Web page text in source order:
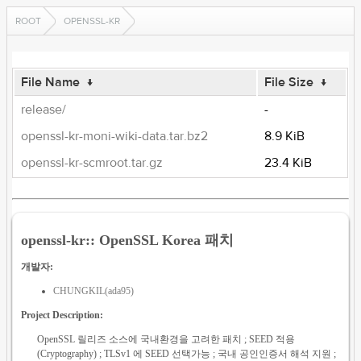
ROOT OPENSSL-KR
File Name ↓ File Size ↓
release/
-
openssl-kr-moni-wiki-data.tar.bz2
8.9 KiB
openssl-kr-scmroot.tar.gz
23.4 KiB
openssl-kr:: OpenSSL Korea 패치
개발자:
CHUNGKIL(ada95)
Project Description:
OpenSSL 릴리즈 소스에 국내환경을 고려한 패치 ; SEED 적용
(Cryptography) ; TLSv1 에 SEED 선택가능 ; 국내 공인인증서 해석 지원 ;